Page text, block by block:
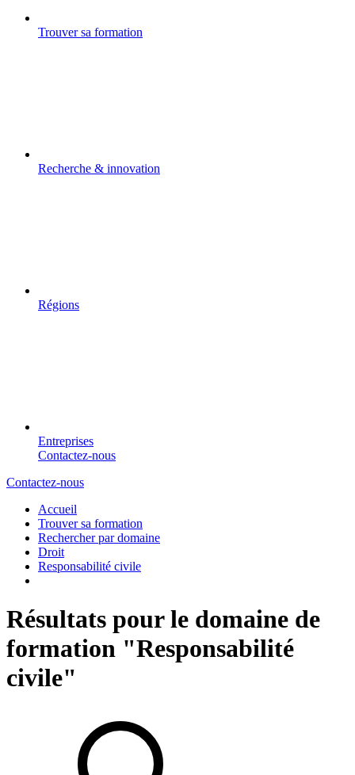
Trouver sa formation
Recherche & innovation
Régions
Entreprises
Contactez-nous
Contactez-nous
Accueil
Trouver sa formation
Rechercher par domaine
Droit
Responsabilité civile
Résultats pour le domaine de
formation "Responsabilité
civile"